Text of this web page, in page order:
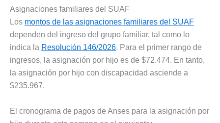
Asignaciones familiares del SUAF
Los montos de las asignaciones familiares del SUAF
dependen del ingreso del grupo familiar, tal como lo
indica la Resolución 146/2026. Para el primer rango de
ingresos, la asignación por hijo es de $72.474. En tanto,
la asignación por hijo con discapacidad asciende a
$235.967.
El cronograma de pagos de Anses para la asignación por